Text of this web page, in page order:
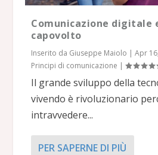
Comunicazione digitale
capovolto
Inserito da Giuseppe Maiolo |Apr
Principi di comunicazione |
Il grande sviluppo della
vivendo è rivoluzionario
intravvedere...
PER SAPERNE DI PIÙ